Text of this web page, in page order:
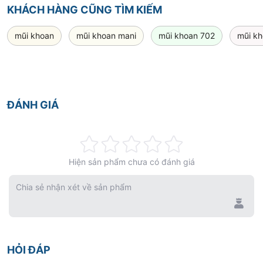
KHÁCH HÀNG CŨNG TÌM KIẾM
mũi khoan mũi khoan mani mũi khoan 702 mũi
ĐÁNH GIÁ
0%
Hiện sản phẩm chưa có đánh giá
Chia sẻ nhận xét về sản phẩm
HỎI ĐÁP